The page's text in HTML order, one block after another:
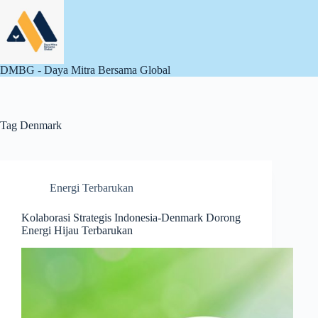
content
DMBG - Daya Mitra Bersama Global
Tag Denmark
Energi Terbarukan
Kolaborasi Strategis Indonesia-Denmark Dorong
Energi Hijau Terbarukan